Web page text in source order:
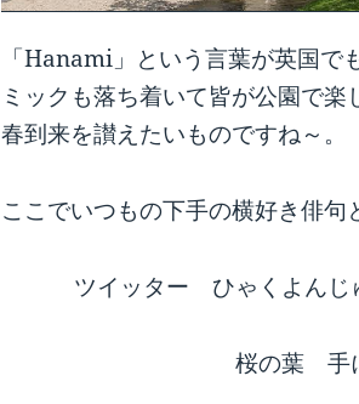
「Hanami」という言葉が英国
ミックも落ち着いて皆が公園で
春到来を讃えたいものですね～。
ここでいつもの下手の横好き俳句
ツイッター ひゃくよん
桜の葉 手